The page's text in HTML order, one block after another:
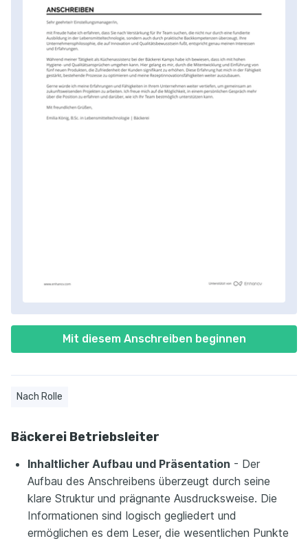
Mit diesem Anschreiben beginnen
Nach Rolle
Bäckerei Betriebsleiter
Inhaltlicher Aufbau und Präsentation - Der
Aufbau des Anschreibens überzeugt durch seine
klare Struktur und prägnante Ausdrucksweise. Die
Informationen sind logisch gegliedert und
ermöglichen es dem Leser, die wesentlichen Punkte